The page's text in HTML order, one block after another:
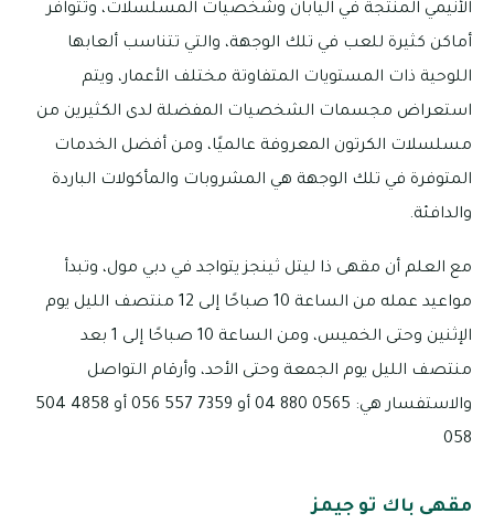
الأنيمي المنتجة في اليابان وشخصيات المسلسلات، وتتوافر
أماكن كثيرة للعب في تلك الوجهة، والتي تتناسب ألعابها
اللوحية ذات المستويات المتفاوتة مختلف الأعمار، ويتم
استعراض مجسمات الشخصيات المفضلة لدى الكثيرين من
مسلسلات الكرتون المعروفة عالميًا، ومن أفضل الخدمات
المتوفرة في تلك الوجهة هي المشروبات والمأكولات الباردة
والدافئة.
مع العلم أن مقهى ذا ليتل ثينجز يتواجد في دبي مول، وتبدأ
مواعيد عمله من الساعة 10 صباحًا إلى 12 منتصف الليل يوم
الإثنين وحتى الخميس، ومن الساعة 10 صباحًا إلى 1 بعد
منتصف الليل يوم الجمعة وحتى الأحد، وأرقام التواصل
والاستفسار هي: 0565 880 04 أو 7359 557 056 أو 4858 504
058
مقهى باك تو جيمز